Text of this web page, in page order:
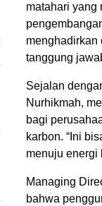
matahari yang
menghadirkan
tanggung
Sejalan
Nurhikmah,
bagi
karbon. “Ini
menuju energi
Managing
bahwa